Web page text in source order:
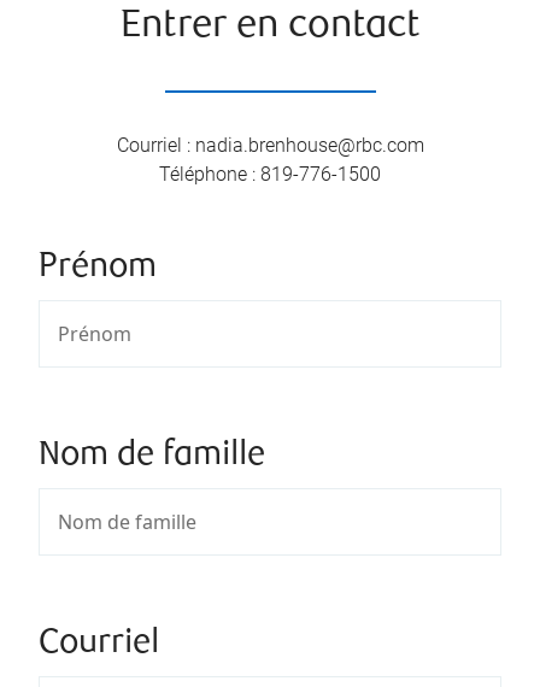
Entrer en contact
Courriel : nadia.brenhouse@rbc.com
Téléphone : 819-776-1500
Prénom
Nom de famille
Courriel